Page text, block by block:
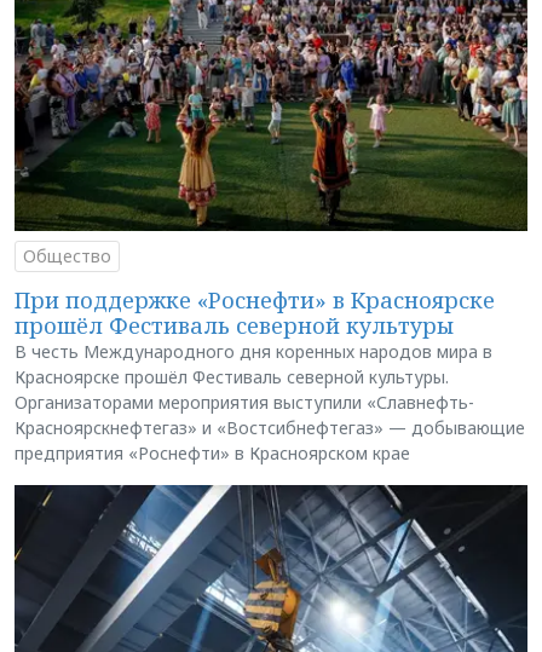
Общество
При поддержке «Роснефти» в Красноярске
прошёл Фестиваль северной культуры
В честь Международного дня коренных народов мира в
Красноярске прошёл Фестиваль северной культуры.
Организаторами мероприятия выступили «Славнефть-
Красноярскнефтегаз» и «Востсибнефтегаз» — добывающие
предприятия «Роснефти» в Красноярском крае